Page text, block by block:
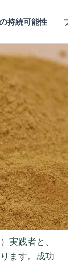
持続可能性
実践者と、
ます。成功